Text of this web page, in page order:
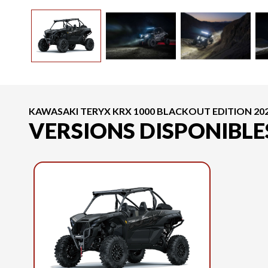
KAWASAKI TERYX KRX 1000 BLACKOUT EDITION
VERSIONS